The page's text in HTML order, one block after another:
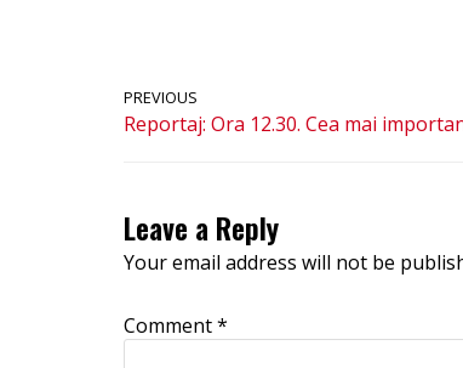
PREVIOUS
Reportaj: Ora 12.30. Cea mai
Leave a Reply
Your email address will not be
Comment*